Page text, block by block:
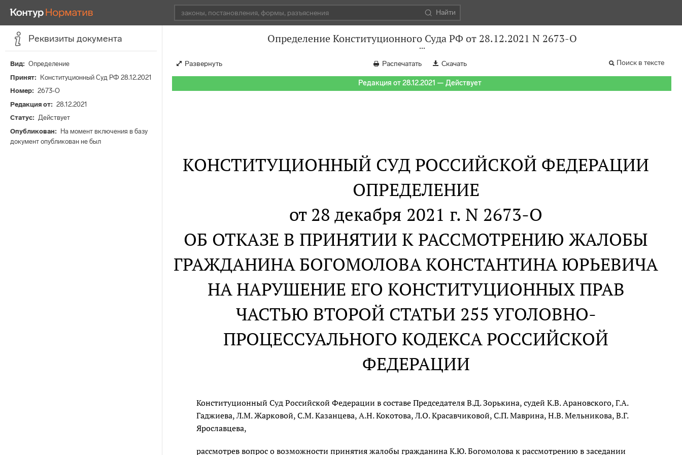
Найти
Реквизиты документа
Вид
Определение
Принят
Конституционный Суд РФ 28.12.2021
Номер
2673-О
Редакция от
28.12.2021
Статус
Действует
Опубликован
На момент включения в базу
документ опубликован не был
Определение Конституционного Суда РФ от 28.12.2021 N 2673-О
Развернуть Распечатать Скачать Поиск в тексте
Редакция от 28.12.2021 — Действует
КОНСТИТУЦИОННЫЙ СУД РОССИЙСКОЙ ФЕДЕРАЦИИ
ОПРЕДЕЛЕНИЕ
от 28 декабря 2021 г. N 2673-О
ОБ ОТКАЗЕ В ПРИНЯТИИ К РАССМОТРЕНИЮ ЖАЛОБЫ
ГРАЖДАНИНА БОГОМОЛОВА КОНСТАНТИНА ЮРЬЕВИЧА
НА НАРУШЕНИЕ ЕГО КОНСТИТУЦИОННЫХ ПРАВ
ЧАСТЬЮ ВТОРОЙ СТАТЬИ 255 УГОЛОВНО-
ПРОЦЕССУАЛЬНОГО КОДЕКСА РОССИЙСКОЙ
ФЕДЕРАЦИИ
Конституционный Суд Российской Федерации в составе Председателя В.Д. Зорькина, судей К.В. Арановского, Г.А.
Гаджиева, Л.М. Жарковой, С.М. Казанцева, А.Н. Кокотова, Л.О. Красавчиковой, С.П. Маврина, Н.В. Мельникова, В.Г.
Ярославцева,
рассмотрев вопрос о возможности принятия жалобы гражданина К.Ю. Богомолова к рассмотрению в заседании